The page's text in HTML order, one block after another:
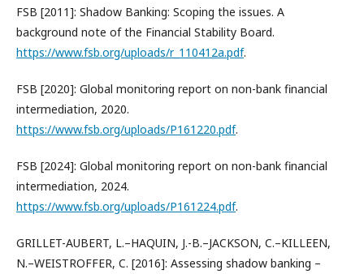
FSB [2011]: Shadow Banking: Scoping the issues. A
background note of the Financial Stability Board.
https://www.fsb.org/uploads/r_110412a.pdf.
FSB [2020]: Global monitoring report on non-bank financial
intermediation, 2020.
https://www.fsb.org/uploads/P161220.pdf.
FSB [2024]: Global monitoring report on non-bank financial
intermediation, 2024.
https://www.fsb.org/uploads/P161224.pdf.
GRILLET-AUBERT, L.–HAQUIN, J.-B.–JACKSON, C.–KILLEEN,
N.–WEISTROFFER, C. [2016]: Assessing shadow banking –